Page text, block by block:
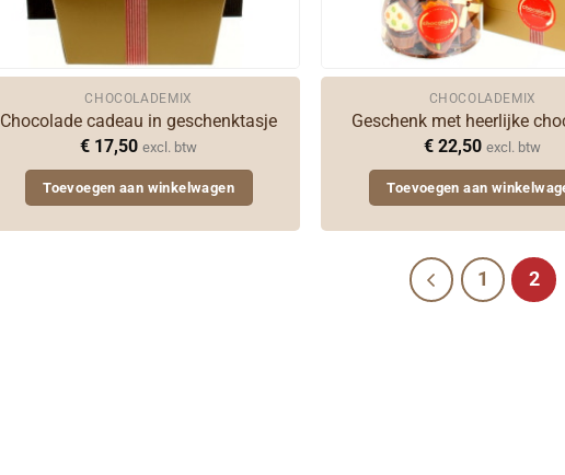
CHOCOLADEMIX
Chocolade cadeau in geschenktasje
€ 17,50 excl. btw
Toevoegen aan winkelwagen
CHOCOLADEMIX
Geschenk met heerlijke
€ 22,50 excl. btw
Toevoegen aan
1 2